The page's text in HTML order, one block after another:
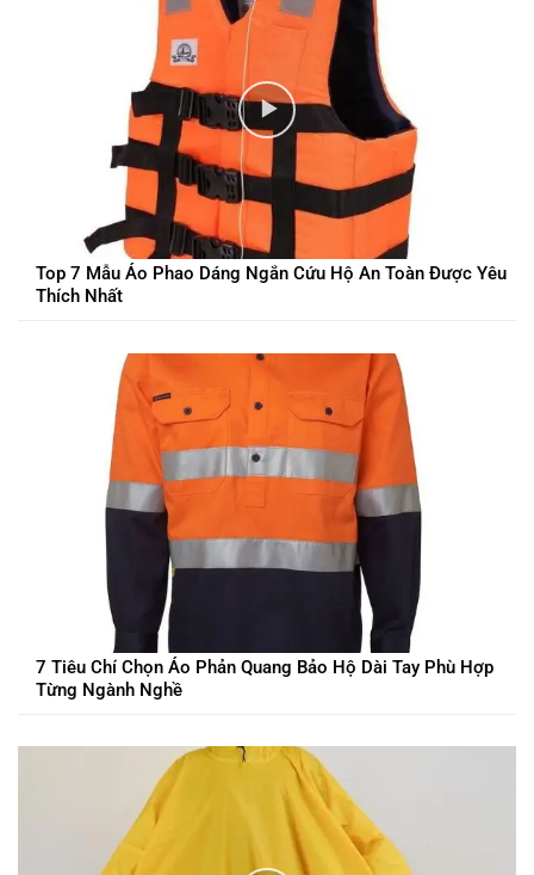
Top 7 Mẫu Áo Phao Dáng Ngắn Cứu Hộ An Toàn Được Yêu
Thích Nhất
7 Tiêu Chí Chọn Áo Phản Quang Bảo Hộ Dài Tay Phù Hợp
Từng Ngành Nghề